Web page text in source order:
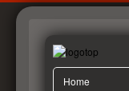
Home